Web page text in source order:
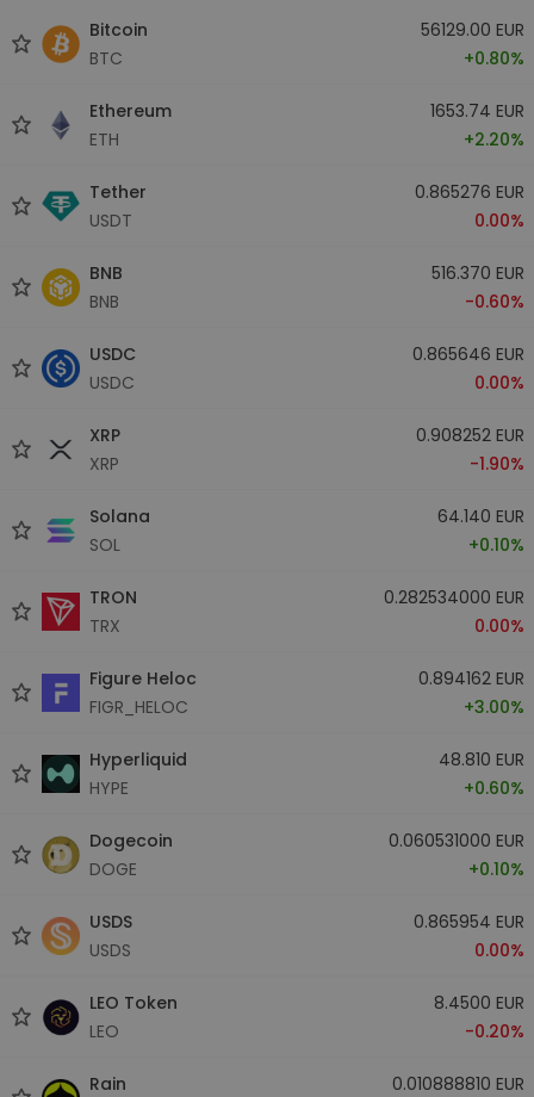
Bitcoin
BTC
56129.00 EUR
+0.80%
Ethereum
ETH
1653.74 EUR
+2.20%
Tether
USDT
0.865276 EUR
0.00%
BNB
BNB
516.370 EUR
-0.60%
USDC
USDC
0.865646 EUR
0.00%
XRP
XRP
0.908252 EUR
-1.90%
Solana
SOL
64.140 EUR
+0.10%
TRON
TRX
0.282534000 EUR
0.00%
Figure Heloc
FIGR_HELOC
0.894162 EUR
+3.00%
Hyperliquid
HYPE
48.810 EUR
+0.60%
Dogecoin
DOGE
0.060531000 EUR
+0.10%
USDS
USDS
0.865954 EUR
0.00%
LEO Token
LEO
8.4500 EUR
-0.20%
Rain
0.010888810 EUR